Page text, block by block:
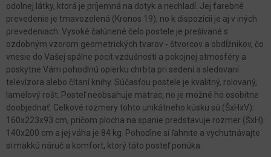
odolnej látky, ktorá je príjemná na dotyk a nechladí. Jej farebné
prevedenie je tmavozelená (Kronos 19), no k dispozícii je aj v iných
prevedeniach. Vysoké čalúnené čelo postele je prešívané s
ozdobným vzorom geometrických tvarov - štvorcov a obdĺžnikov, čo
vnesie do Vašej spálne pocit vzdušnosti a pokojnej atmosféry a
poskytne Vám pohodlnú opierku chrbta pri sedení a sledovaní
televízora alebo čítaní knihy. Súčasťou postele je kvalitný, rolovaný,
lamelový rošt. Posteľ neobsahuje matrac, no je možné ho osobitne
doobjednať. Celkové rozmery tohto unikátneho kúsku sú (ŠxHxV):
160x223x93 cm, pričom plocha na spanie predstavuje rozmer (ŠxH):
140x200 cm a jej váha je 84 kg. Pohodlne si ľahnite a vychutnávajte
si mäkkú náruč a komfort, ktorý táto posteľ ponúka.